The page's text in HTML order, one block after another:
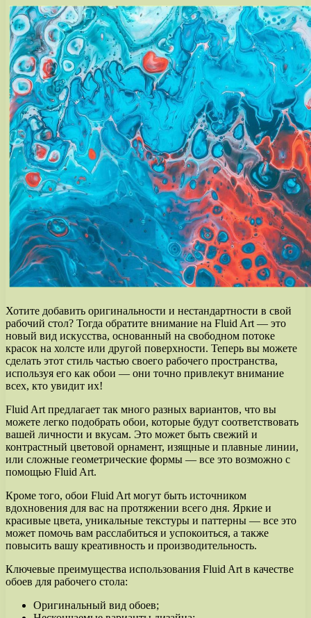
Хотите добавить оригинальности и нестандартности в свой
рабочий стол? Тогда обратите внимание на Fluid Art — это
новый вид искусства, основанный на свободном потоке
красок на холсте или другой поверхности. Теперь вы можете
сделать этот стиль частью своего рабочего пространства,
используя его как обои — они точно привлекут внимание
всех, кто увидит их!
Fluid Art предлагает так много разных вариантов, что вы
можете легко подобрать обои, которые будут соответствовать
вашей личности и вкусам. Это может быть свежий и
контрастный цветовой орнамент, изящные и плавные линии,
или сложные геометрические формы — все это возможно с
помощью Fluid Art.
Кроме того, обои Fluid Art могут быть источником
вдохновения для вас на протяжении всего дня. Яркие и
красивые цвета, уникальные текстуры и паттерны — все это
может помочь вам расслабиться и успокоиться, а также
повысить вашу креативность и производительность.
Ключевые преимущества использования Fluid Art в качестве
обоев для рабочего стола:
Оригинальный вид обоев;